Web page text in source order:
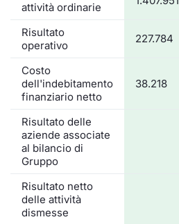
attività ordinarie
Risultato
operativo
227.784
Costo
dell'indebitamento
finanziario netto
38.218
Risultato delle
aziende associate
al bilancio di
Gruppo
Risultato netto
delle attività
dismesse